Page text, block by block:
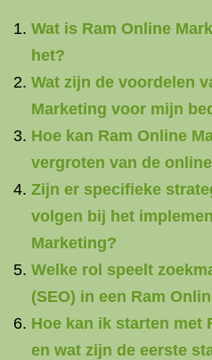
Wat is Ram Online
het?
Wat zijn de voordelen
Marketing voor mijn
Hoe kan Ram Online
vergroten van de
Zijn er specifieke
volgen bij het
Marketing?
Welke rol speelt
(SEO) in een Ram
Hoe kan ik starten met
en wat zijn de eerste